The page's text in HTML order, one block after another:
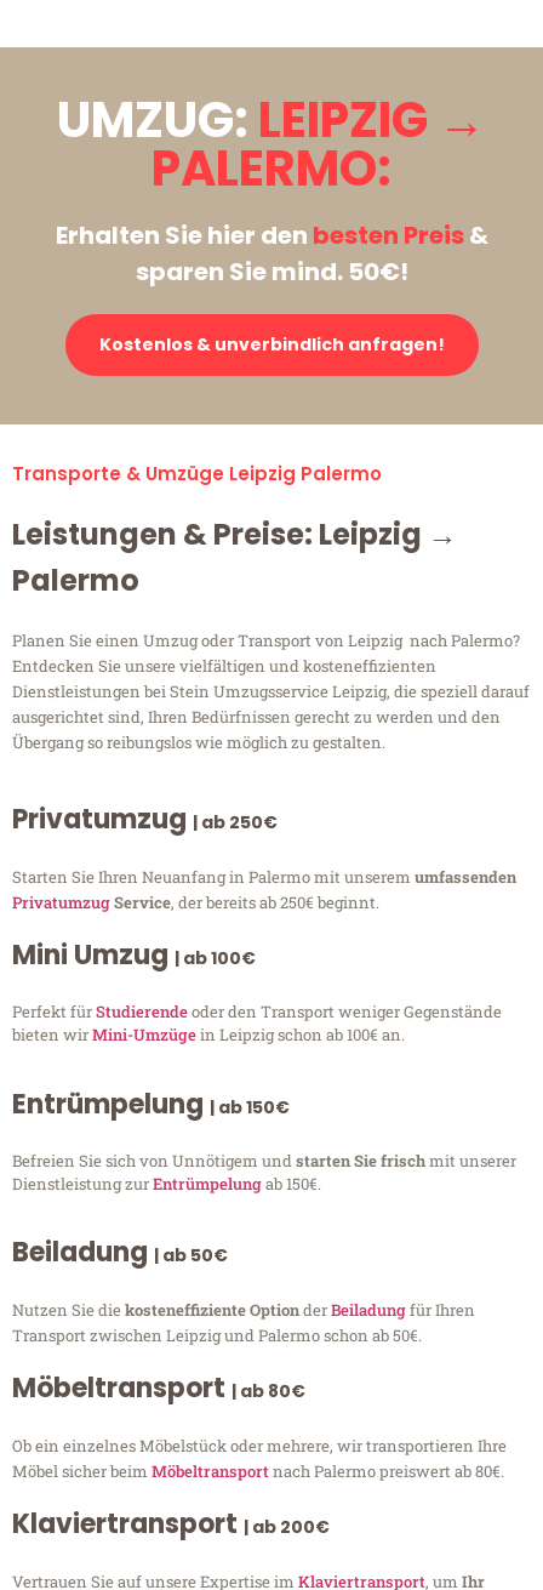
UMZUG: LEIPZIG →
PALERMO:
Erhalten Sie hier den besten Preis&
sparen Sie mind. 50€!
Kostenlos & unverbindlich anfragen!
Transporte & Umzüge Leipzig Palermo
Leistungen & Preise: Leipzig →
Palermo
Planen Sie einen Umzug oder Transport von Leipzig nach Palermo?
Entdecken Sie unsere vielfältigen und kosteneffizienten
Dienstleistungen bei Stein Umzugsservice Leipzig, die speziell darauf
ausgerichtet sind, Ihren Bedürfnissen gerecht zu werden und den
Übergang so reibungslos wie möglich zu gestalten.
Privatumzug | ab 250€
Starten Sie Ihren Neuanfang in Palermo mit unserem umfassenden
PrivatumzugService, der bereits ab 250€ beginnt.
Mini Umzug | ab 100€
Perfekt fürStudierendeoder den Transport weniger Gegenstände
bieten wirMini-Umzügein Leipzig schon ab 100€ an.
Entrümpelung | ab 150€
Befreien Sie sich von Unnötigem undstarten Sie frischmit unserer
Dienstleistung zurEntrümpelungab 150€.
Beiladung | ab 50€
Nutzen Sie diekosteneffiziente OptionderBeiladungfür Ihren
Transport zwischen Leipzig und Palermo schon ab 50€.
Möbeltransport | ab 80€
Ob ein einzelnes Möbelstück oder mehrere, wir transportieren Ihre
Möbel sicher beim Möbeltransportnach Palermo preiswert ab 80€.
Klaviertransport | ab 200€
Vertrauen Sie auf unsere Expertise im Klaviertransport, um Ihr